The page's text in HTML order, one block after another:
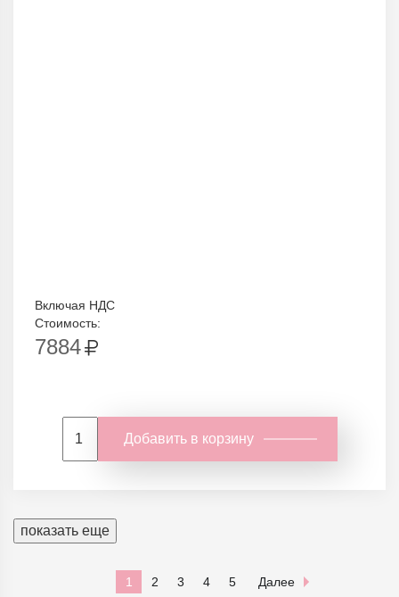
Включая НДС
Стоимость:
7884
Добавить в корзину
показать еще
1 2 3 4 5 Далее